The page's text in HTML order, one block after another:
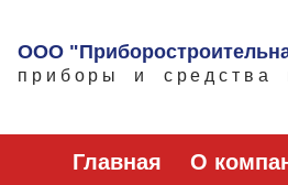
ООО
приборы и средства
Главная О